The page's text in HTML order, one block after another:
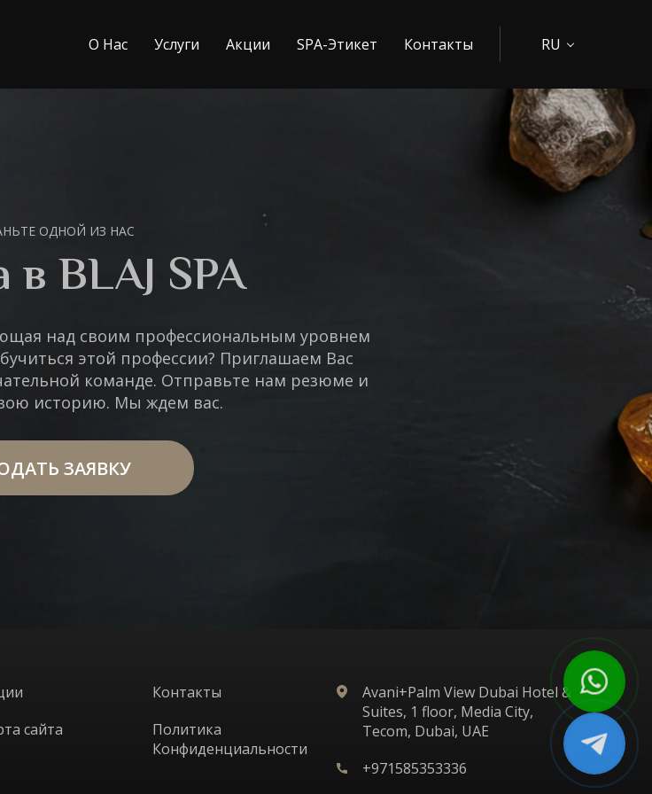
О Нас Услуги Акции SPA-Этикет Контакты RU
ОДНОЙ ИЗ НАС
в BLAJ SPA
над своим профессиональным уровнем
этой профессии? Приглашаем Вас
команде. Отправьте нам резюме и
историю. Мы ждем вас.
ЗАЯВКУ
конфиденциальности
TelephoneКонтакты
сайта
Политика
Конфиденциальности
Avani+Palm View Dubai Hotel &
Suites, 1 floor, Media City,
Tecom, Dubai, UAE
+971585353336